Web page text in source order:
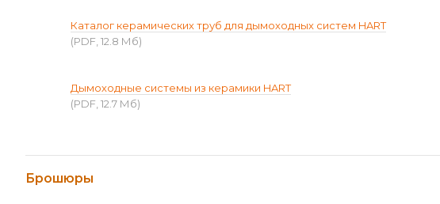
Каталог керамических труб для дымоходных систем HART
(PDF, 12.8 Мб)
Дымоходные системы из керамики HART
(PDF, 12.7 Мб)
Брошюры